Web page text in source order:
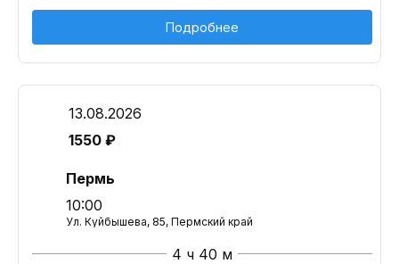
Подробнее
13.08.2026
1550 ₽
Пермь
10:00
Ул. Куйбышева, 85, Пермский край
4 ч 40 м